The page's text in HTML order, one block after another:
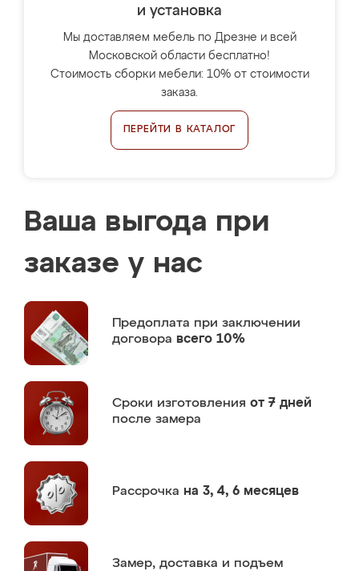
и установка
Мы доставляем мебель по Дрезне и всей
Московской области бесплатно!
Стоимость сборки мебели: 10% от стоимости
заказа.
ПЕРЕЙТИ В КАТАЛОГ
Ваша выгода при
заказе у нас
Предоплата при заключении
договора всего 10%
Сроки изготовления от 7 дней
после замера
Рассрочка на 3, 4, 6 месяцев
Замер, доставка и подъем